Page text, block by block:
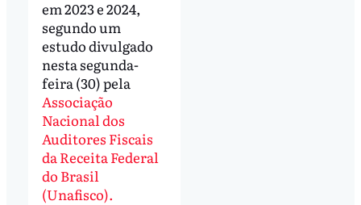
em 2023 e 2024,
segundo um
estudo divulgado
nesta segunda-
feira (30) pela
Associação
Nacional dos
Auditores Fiscais
da Receita Federal
do Brasil
(Unafisco).